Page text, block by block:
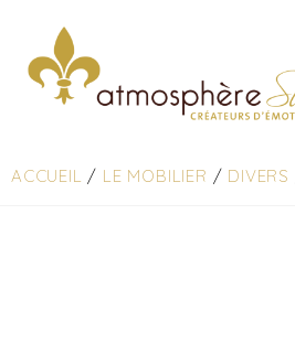
ACCUEIL / LE MOBILIER / DIVERS